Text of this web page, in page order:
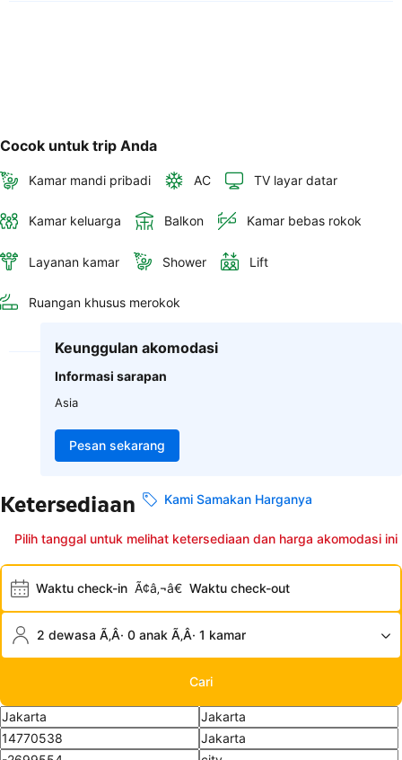
Cocok untuk trip Anda
Kamar mandi pribadi AC TV layar datar
Kamar keluarga Balkon Kamar bebas rokok
Layanan kamar Shower Lift
Ruangan khusus merokok
Keunggulan akomodasi
Informasi sarapan
Asia
Pesan sekarang
Ketersediaan Kami Samakan Harganya
Pilih tanggal untuk melihat ketersediaan dan harga akomodasi ini
Waktu check-in Ã¢â‚¬â€ Waktu check-out
2 dewasa Ã‚Â· 0 anak Ã‚Â· 1 kamar
Cari